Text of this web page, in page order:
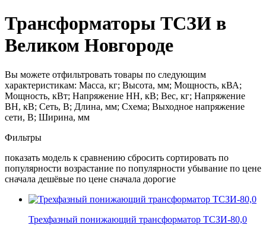
Трансформаторы ТСЗИ в
Великом Новгороде
Вы можете отфильтровать товары по следующим
характеристикам: Масса, кг; Высота, мм; Мощность, кВА;
Мощность, кВт; Напряжение НН, кВ; Вес, кг; Напряжение
ВН, кВ; Сеть, В; Длина, мм; Схема; Выходное напряжение
сети, В; Ширина, мм
Фильтры
показать модель к сравнению сбросить сортировать по
популярности возрастание по популярности убывание по цене
сначала дешёвые по цене сначала дорогие
Трехфазный понижающий трансформатор ТСЗИ-80,0